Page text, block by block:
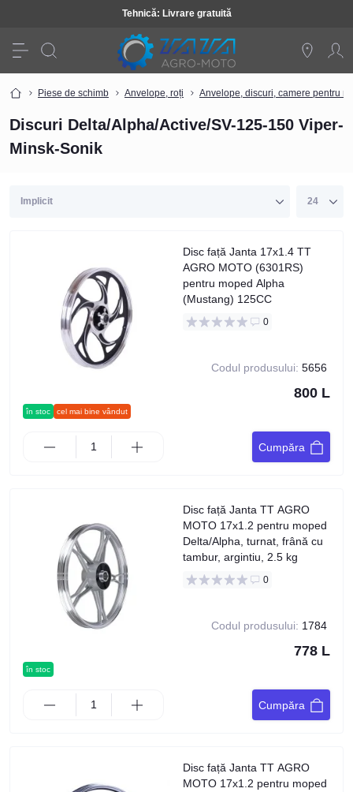
Tehnică: Livrare gratuită
Piese de schimb Anvelope, roți Anvelope, discuri, camere pentru
Discuri Delta/Alpha/Active/SV-125-150 Viper-
Minsk-Sonik
în stoc cel mai bine vândut
Disc față Janta 17x1.4 TT
AGRO MOTO (6301RS)
pentru moped Alpha
(Mustang) 125CC
0
Codul produsului: 5656
800 L
Cumpăra
în stoc
Disc față Janta TT AGRO
MOTO 17x1.2 pentru moped
Delta/Alpha, turnat, frână cu
tambur, argintiu, 2.5 kg
0
Codul produsului: 1784
778 L
Cumpăra
Disc față Janta TT AGRO
MOTO 17x1.2 pentru moped